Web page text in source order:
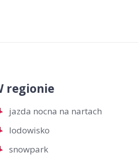
regionie
jazda nocna na nartach
lodowisko
snowpark